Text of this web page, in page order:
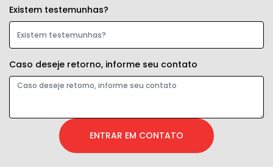
Existem testemunhas?
Caso deseje retorno, informe seu contato
ENTRAR EM CONTATO